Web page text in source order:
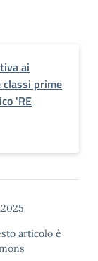
ai
prime
'RE
articolo è